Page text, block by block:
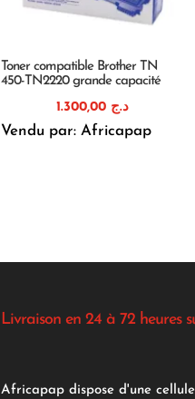
Toner compatible Brother TN
450-TN2220 grande capacité
د.ج
Vendu par: Africapap
Livraison en 24 à 72 heures
Africapap dispose d'une